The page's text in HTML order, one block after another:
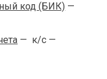
код (БИК) —
— к/с —